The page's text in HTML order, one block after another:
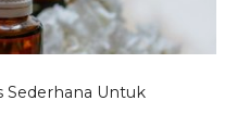
Sederhana Untuk